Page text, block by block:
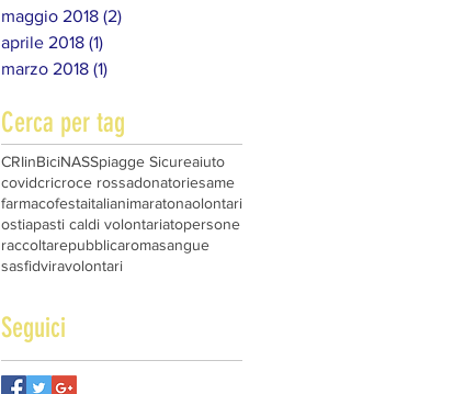
maggio 2018 (2)
aprile 2018 (1)
marzo 2018 (1)
Cerca per tag
CRIinBiciNASSpiagge Sicureaiuto
covidcricroce rossadonatoriesame
farmacofestaitalianimaratonaolontari
ostiapasti caldi volontariatopersone
raccoltarepubblicaromasangue
sasfidviravolontari
Seguici